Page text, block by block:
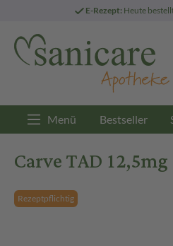
E-Rezept: Heute
Menü Bestseller
Carve TAD
Rezeptpflichtig